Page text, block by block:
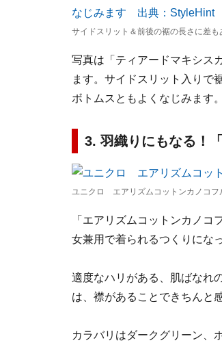
サイドスリット＆前後の裾の長さに差
写真は「ティアードマキシス
ます。サイドスリット入りで
ボトムスともよくなじみます。
3. 羽織りにもなる！
ユニクロ エアリズムコットンカノコ
「エアリズムコットンカノ
女兼用で着られるつくりにな
適度なハリがある、肌ばなれ
は、襟があることできちんと
カラバリはダークグリーン、